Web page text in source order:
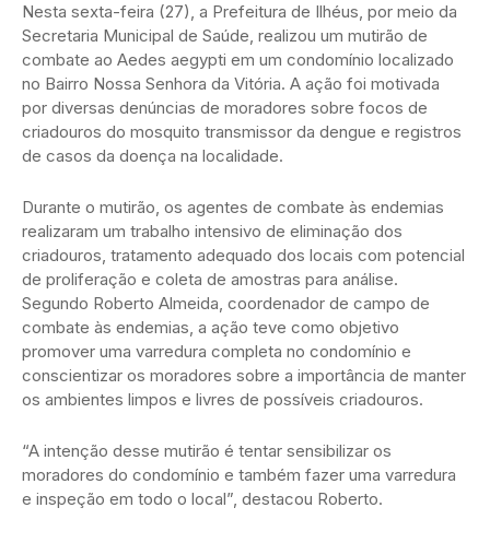
Nesta sexta-feira (27), a Prefeitura de Ilhéus, por meio da
Secretaria Municipal de Saúde, realizou um mutirão de
combate ao Aedes aegypti em um condomínio localizado
no Bairro Nossa Senhora da Vitória. A ação foi motivada
por diversas denúncias de moradores sobre focos de
criadouros do mosquito transmissor da dengue e registros
de casos da doença na localidade.
Durante o mutirão, os agentes de combate às endemias
realizaram um trabalho intensivo de eliminação dos
criadouros, tratamento adequado dos locais com potencial
de proliferação e coleta de amostras para análise.
Segundo Roberto Almeida, coordenador de campo de
combate às endemias, a ação teve como objetivo
promover uma varredura completa no condomínio e
conscientizar os moradores sobre a importância de manter
os ambientes limpos e livres de possíveis criadouros.
“A intenção desse mutirão é tentar sensibilizar os
moradores do condomínio e também fazer uma varredura
e inspeção em todo o local”, destacou Roberto.